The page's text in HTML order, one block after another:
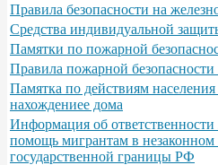
Правила безопасности на
Средства индивидуальной
Памятки по пожарной
Правила пожарной
Памятка по действиям
нахождениее дома
Информация об
помощь мигрантам в незаконном
государственной границы РФ